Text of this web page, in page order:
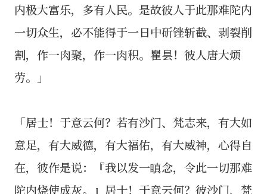
内极大富乐，多有人民。是故彼人于此那难陀内
一切众生，必不能得于一日中斫锉斩截、剥裂削
割，作一肉聚，作一肉积。瞿昙！彼人唐大烦
劳。」
「居士！于意云何？若有沙门、梵志来，有大如
意足，有大威德，有大福佑，有大威神，心得自
在，彼作是说：『我以发一瞋念，令此一切那难
陀内烧使成灰。』居士！于意云何？彼沙门、梵